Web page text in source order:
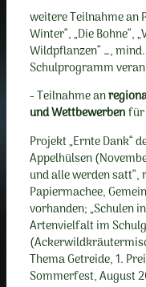
weitere Teilnahme an
Winter“, „Die Bohne“,
Wildpflanzen“ …,
Schulprogramm
- Teilnahme an
und Wettbewerbenfür
Projekt „Ernte Dank“
Appelhülsen
und alle werden satt“,
Papiermachee,
vorhanden; „Schulen
Artenvielfalt im
Thema Getreide, 1.
Sommerfest, August